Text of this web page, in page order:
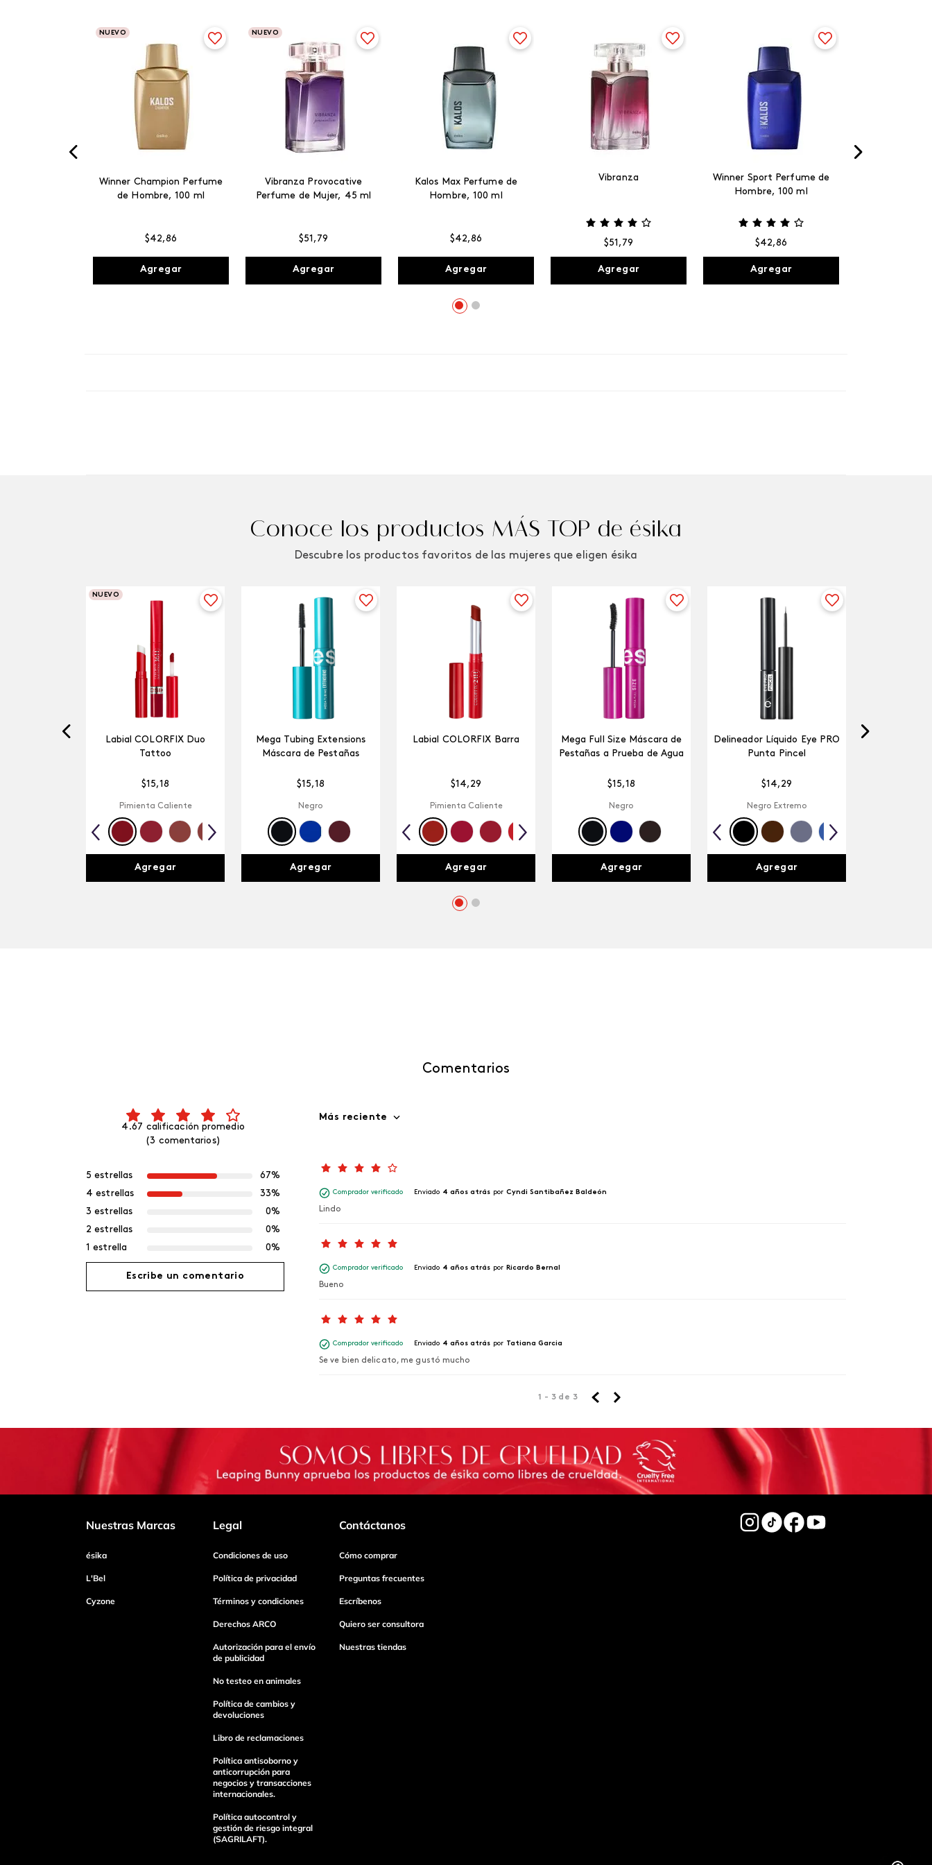
NUEVO
Winner Champion Perfume
de Hombre, 100 ml
$42,86
Agregar
NUEVO
Vibranza Provocative
Perfume de Mujer, 45 ml
$51 , 79
Agregar
Kalos Max Perfume de
Hombre, 100 ml
$42,86
Agregar
Vibranza
$51 , 79
Agregar
Winner Sport Perfume de
Hombre, 100 ml
$42,86
Agregar
Conoce los productos MÁS TOP de ésika
Descubre los productos favoritos de las mujeres que eligen ésika
NUEVO
Labial COLORFIX Duo
Tattoo
$15,18
Pimienta Caliente
Agregar
Mega Tubing Extensions
Máscara de Pestañas
$15,18
Negro
Agregar
Labial COLORFIX Barra
$14, 29
Pimienta Caliente
Agregar
Mega Full Size Máscara de
Pestañas a Prueba de Agua
$15,18
Negro
Agregar
Delineador Líquido Eye PRO
Punta Pincel
$14, 29
Negro Extremo
Agregar
Comentarios
4.67 calificación promedio
(3 comentarios)
5 estrellas
67%
4 estrellas
33%
3 estrellas
0%
2 estrellas
0%
1 estrella
0%
Escribe un comentario
Tu nombre
Escribe un comentario
Enviar Comentario
Más reciente
Comprador verificado Enviado 4 años atrás por Cyndi Santibañez Baldeón
Lindo
Comprador verificado Enviado 4 años atrás por Ricardo Bernal
Bueno
Comprador verificado Enviado 4 años atrás por Tatiana Garcia
Se ve bien delicato, me gustó mucho
1 - 3 de 3
Nuestras Marcas
ésika
L'Bel
Cyzone
Legal
Condiciones de uso
Política de privacidad
Términos y condiciones
Derechos ARCO
Autorización para el envío
de publicidad
No testeo en animales
Política de cambios y
devoluciones
Libro de reclamaciones
Política antisoborno y
anticorrupción para
negocios y transacciones
internacionales.
Política autocontrol y
gestión de riesgo integral
(SAGRILAFT).
Contáctanos
Cómo comprar
Preguntas frecuentes
Escríbenos
Quiero ser consultora
Nuestras tiendas